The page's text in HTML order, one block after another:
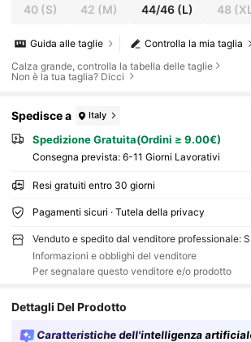
40(S) 42 (M) 44/46(L) 48
Controlla la mia taglia
Guida alle taglie
Calza grande, controlla la tabella delle taglie
Non è la tua taglia? Dicci
Spedisce a Italy
Spedizione Gratuita(Ordini ≥ 9.00€)
Consegna prevista: 6-11 Giorni Lavorativi
Resi gratuiti entro 30 giorni
Pagamenti sicuri · Tutela della privacy
Venduto e spedito dal venditore professionale:
Informazioni e obblighi del venditore
Per segnalare questo venditore e/o prodotto
Dettagli Del Prodotto
Caratteristiche dell'intelligenza